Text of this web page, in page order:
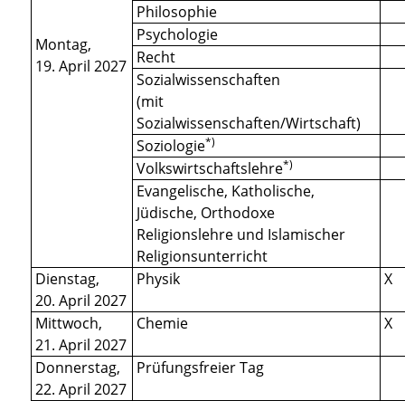
Montag,
19. April 2027
Philosophie
Psychologie
Recht
Sozialwissenschaften
(mit
Sozialwissenschaften/Wirtschaft)
Soziologie*)
Volkswirtschaftslehre*)
Evangelische, Katholische,
Jüdische, Orthodoxe
Religionslehre und Islamischer
Religionsunterricht
Dienstag,
20. April 2027
Physik X
Mittwoch,
21. April 2027
Chemie X
Donnerstag,
22. April 2027
Prüfungsfreier Tag